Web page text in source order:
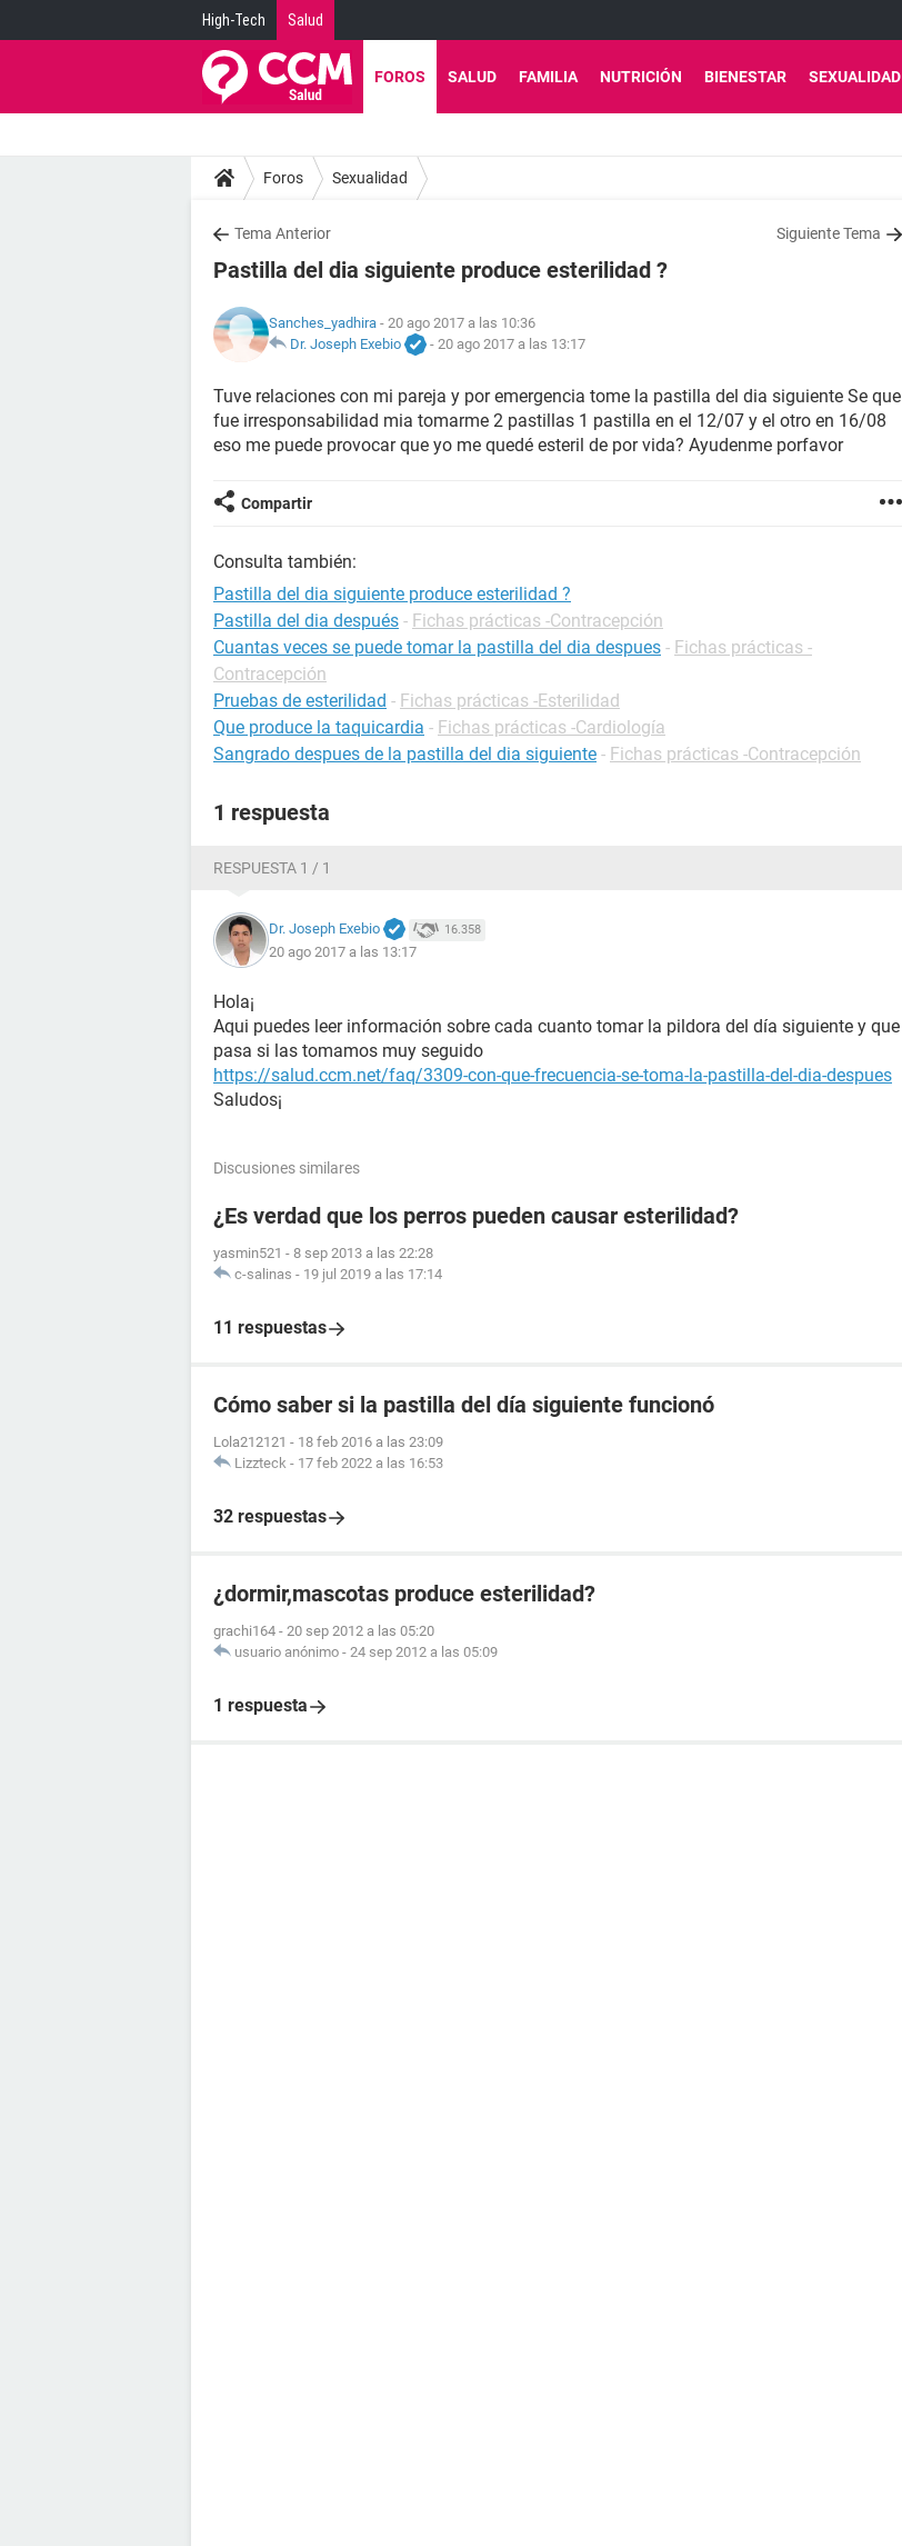
High-Tech Salud
FOROS SALUD FAMILIA NUTRICIÓN BIENESTAR SEXUALIDAD
Foros Sexualidad
Tema Anterior Siguiente Tema
Pastilla del dia siguiente produce esterilidad ?
Sanches_yadhira - 20 ago 2017 a las 10:36
Dr. Joseph Exebio
- 20 ago 2017 a las 13:17
Tuve relaciones con mi pareja y por emergencia tome la pastilla del dia siguiente Se que
fue irresponsabilidad mia tomarme 2 pastillas 1 pastilla en el 12/07 y el otro en 16/08
eso me puede provocar que yo me quedé esteril de por vida? Ayudenme porfavor
Compartir
Consulta también:
Pastilla del dia siguiente produce esterilidad ?
Pastilla del dia después - Fichas prácticas -Contracepción
Cuantas veces se puede tomar la pastilla del dia despues - Fichas prácticas -
Contracepción
Pruebas de esterilidad - Fichas prácticas -Esterilidad
Que produce la taquicardia - Fichas prácticas -Cardiología
Sangrado despues de la pastilla del dia siguiente - Fichas prácticas -Contracepción
1 respuesta
RESPUESTA 1 / 1
Dr. Joseph Exebio 16.358
20 ago 2017 a las 13:17
Hola¡
Aqui puedes leer información sobre cada cuanto tomar la pildora del día siguiente y que
pasa si las tomamos muy seguido
https://salud.ccm.net/faq/3309-con-que-frecuencia-se-toma-la-pastilla-del-dia-despues
Saludos¡
Discusiones similares
¿Es verdad que los perros pueden causar esterilidad?
yasmin521 - 8 sep 2013 a las 22:28
c-salinas - 19 jul 2019 a las 17:14
11 respuestas
Cómo saber si la pastilla del día siguiente funcionó
Lola212121 - 18 feb 2016 a las 23:09
Lizzteck - 17 feb 2022 a las 16:53
32 respuestas
¿dormir,mascotas produce esterilidad?
grachi164 - 20 sep 2012 a las 05:20
usuario anónimo - 24 sep 2012 a las 05:09
1 respuesta